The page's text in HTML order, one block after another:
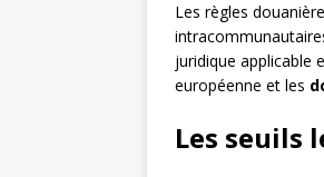
Les règles
juridique applicable
européenne et les
Les seuils